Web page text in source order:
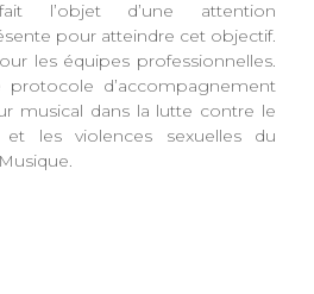
l’objet d’une attention
pour atteindre cet objectif.
les équipes professionnelles.
protocole d’accompagnement
musical dans la lutte contre le
et les violences sexuelles du